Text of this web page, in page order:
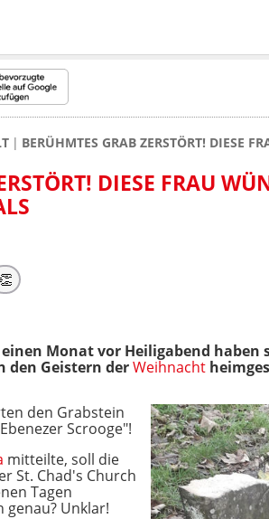
BERÜHMTES GRAB ZERSTÖRT! DIESE
DIESE FRAU
👏
Monat vor Heiligabend
den Geistern derWeihnacht
den Grabstein
Scrooge"!
mitteilte, soll die
St. Chad's Church
Tagen
genau? Unklar!